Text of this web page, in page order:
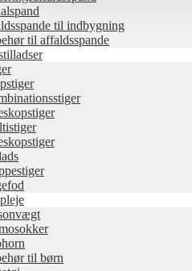
til indbygning
til affaldsspande
til børn